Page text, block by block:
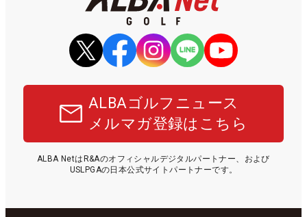
ALBAゴルフニュース
メルマガ登録はこちら
ALBA NetはR&Aのオフィシャルデジタルパートナー、および
USLPGAの日本公式サイトパートナーです。